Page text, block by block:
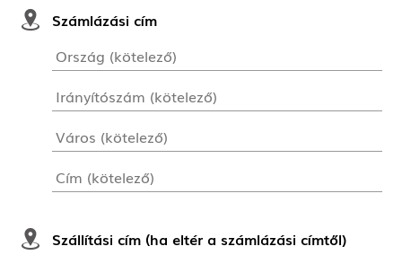
Számlázási cím
Szállítási cím (ha eltér a számlázási címtől)